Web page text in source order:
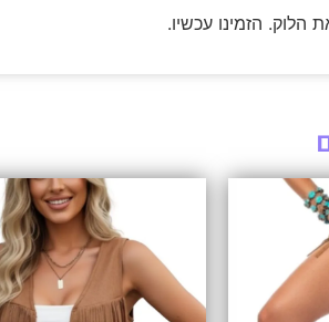
הזמינו עכשיו.